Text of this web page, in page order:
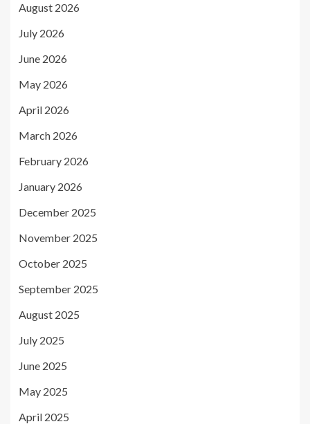
August 2026
July 2026
June 2026
May 2026
April 2026
March 2026
February 2026
January 2026
December 2025
November 2025
October 2025
September 2025
August 2025
July 2025
June 2025
May 2025
April 2025